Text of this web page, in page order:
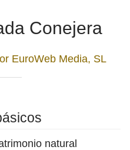
Conejera
EuroWeb Media, SL
natural